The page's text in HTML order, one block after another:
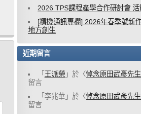
2026 TPS課程產學合作研討會
[精機通訊專欄] 2026年春季號新
地方創生
近期留言
「 王派榮 」於〈悼念原田武彥先生
留言
「李兆華 」於〈悼念原田武彥先生
留言